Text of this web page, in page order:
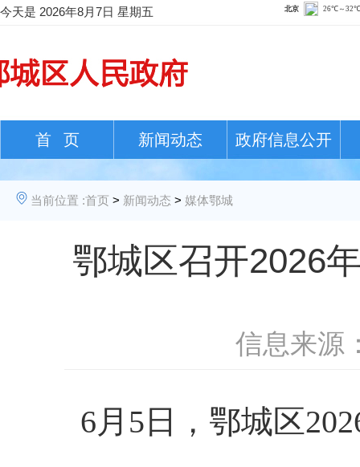
今天是 2026年8月7日 星期五
首 页 新闻动态 政府信息公开
当前位置 :首页 > 新闻动态 > 媒体鄂城
鄂城区召开2026
信息来源
6月5日，鄂城区